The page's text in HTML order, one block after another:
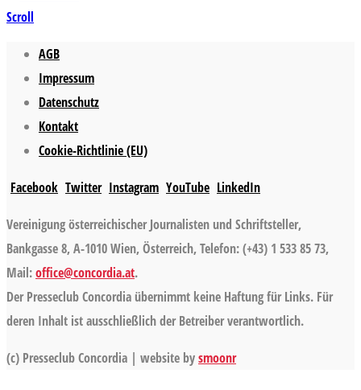
Scroll
AGB
Impressum
Datenschutz
Kontakt
Cookie-Richtlinie (EU)
Facebook Twitter Instagram YouTube LinkedIn
Vereinigung österreichischer Journalisten und Schriftsteller,
Bankgasse 8, A-1010 Wien, Österreich, Telefon: (+43) 1 533 85 73,
Mail:office@concordia.at.
Der Presseclub Concordia übernimmt keine Haftung für Links. Für
deren Inhalt ist ausschließlich der Betreiber verantwortlich.
(c) Presseclub Concordia | website bysmoonr